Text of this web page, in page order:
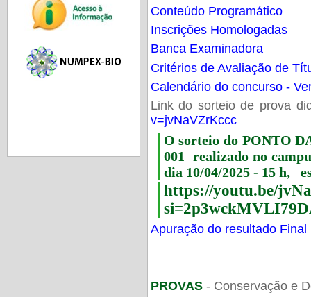
Conteúdo Programático
Inscrições Homologadas
Banca Examinadora
Critérios de Avaliação de
Calendário do concurso -
Link do sorteio de prova
v=jvNaVZrKccc
O sorteio do PONTO
001 realizado no
dia 10/04/2025 - 15 h,
https://youtu.be/
Apuração do resultado Final
PROVAS- Conservação e